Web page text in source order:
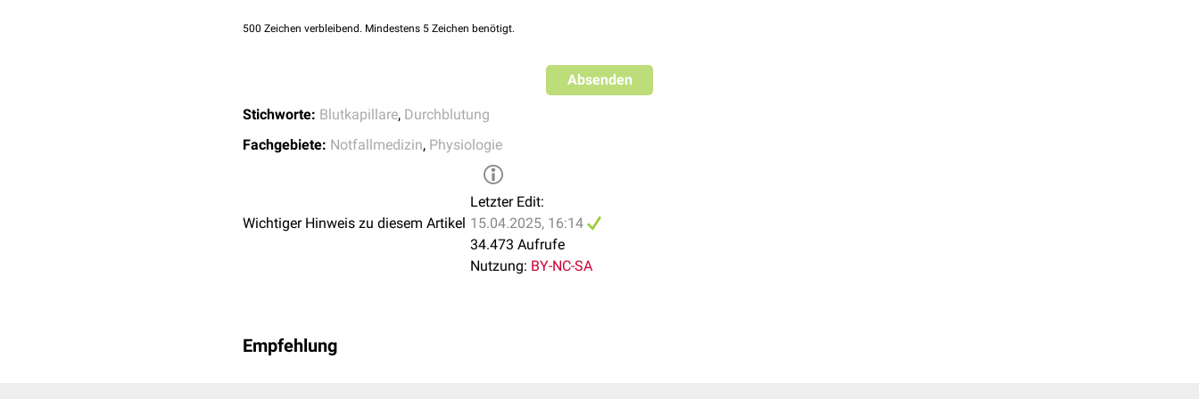
500 Zeichen verbleibend. Mindestens 5 Zeichen benötigt.
Absenden
Stichworte: Blutkapillare, Durchblutung
Fachgebiete: Notfallmedizin, Physiologie
Wichtiger Hinweis zu diesem Artikel
Letzter Edit:
15.04.2025, 16:14
34.473 Aufrufe
Nutzung: BY-NC-SA
Empfehlung